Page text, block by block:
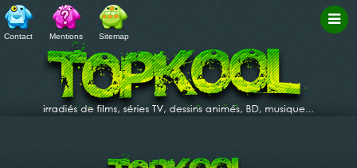
Contact Mentions Sitemap